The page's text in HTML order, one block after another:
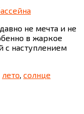
не мечта и не
в жаркое
с наступлением
лето, солнце